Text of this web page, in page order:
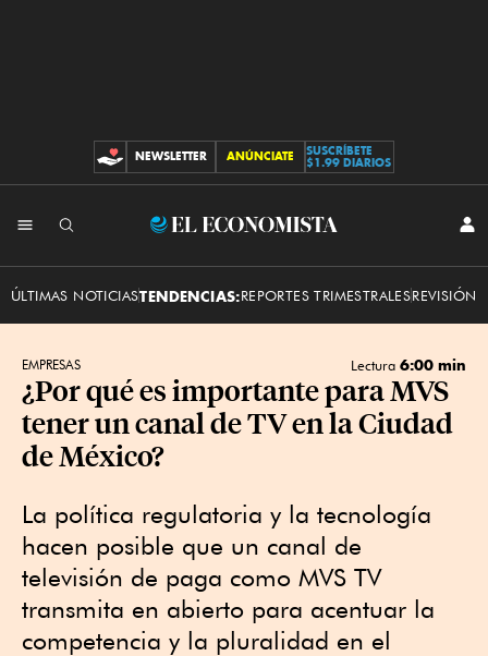
CONTRIBUCIONES
NEWSLETTER ANÚNCIATE
SUSCRÍBETE
$1.99 DIARIOS
El
ÚLTIMAS NOTICIASTENDENCIAS:REPORTES TRIMESTRALESREVISIÓN
EMPRESAS Lectura 6:00 min
¿Por qué es importante para MVS
tener un canal de TV en la Ciudad
de México?
La política regulatoria y la tecnología
hacen posible que un canal de
televisión de paga como MVS TV
transmita en abierto para acentuar la
competencia y la pluralidad en el